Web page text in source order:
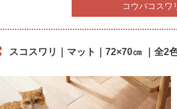
コウバコスワ
スコスワリ｜マット｜72×70㎝ ｜全2